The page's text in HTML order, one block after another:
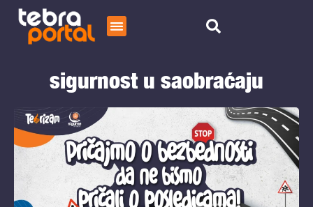
Čitaj
sigurnost u saobraćaju